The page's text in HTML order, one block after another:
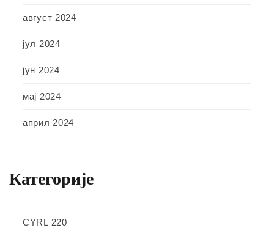
август 2024
јул 2024
јун 2024
мај 2024
април 2024
Категорије
CYRL 220